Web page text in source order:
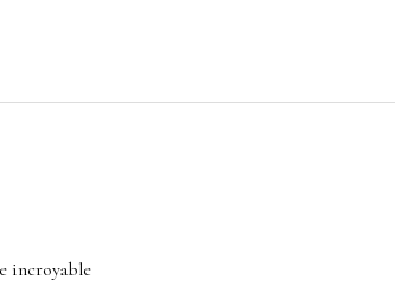
incroyable